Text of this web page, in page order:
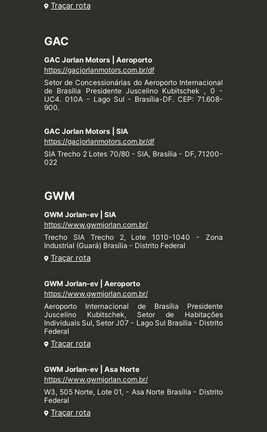
Traçar rota
GAC
GAC Jorlan Motors | Aeroporto
https://gacjorlanmotors.com.br/df
Setor de Concessionárias do Aeroporto Internacional
de Brasília Presidente Juscelino Kubitschek , 0 -
UC4. 010A - Lago Sul - Brasília-DF. CEP: 71.608-
900.
GAC Jorlan Motors | SIA
https://gacjorlanmotors.com.br/df
SIA Trecho 2 Lotes 70/80 - SIA, Brasília - DF, 71200-
022
GWM
GWM Jorlan-ev | SIA
https://www.gwmjorlan.com.br/
Trecho SIA Trecho 2, Lote 1010-1040 - Zona
Industrial (Guará) Brasília - Distrito Federal
Traçar rota
GWM Jorlan-ev | Aeroporto
https://www.gwmjorlan.com.br/
Aeroporto Internacional de Brasília Presidente
Juscelino Kubitschek, Setor de Habitações
Individuais Sul, Setor J07 - Lago Sul Brasília - Distrito
Federal
Traçar rota
GWM Jorlan-ev | Asa Norte
https://www.gwmjorlan.com.br/
W3, 505 Norte, Lote 01, - Asa Norte Brasília - Distrito
Federal
Traçar rota